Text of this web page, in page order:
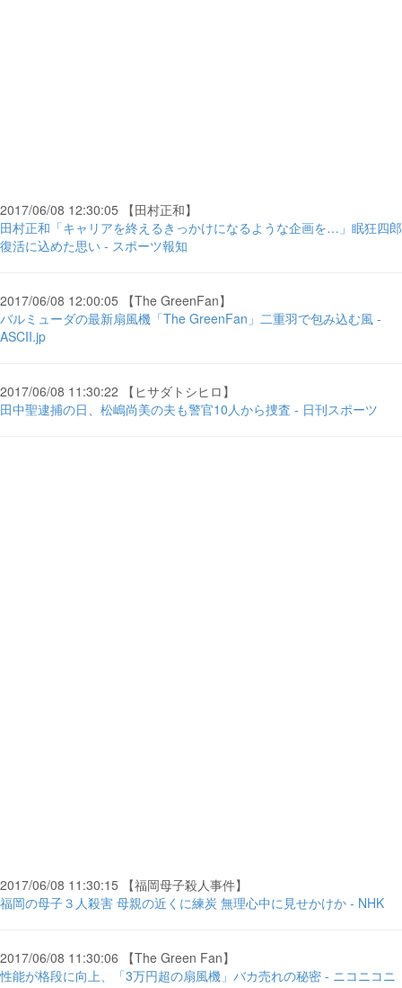
2017/06/08 12:30:05 【田村正和】
田村正和「キャリアを終えるきっかけになるような企画を…」眠狂四郎
復活に込めた思い - スポーツ報知
2017/06/08 12:00:05 【The GreenFan】
バルミューダの最新扇風機「The GreenFan」二重羽で包み込む風 -
ASCII.jp
2017/06/08 11:30:22 【ヒサダトシヒロ】
田中聖逮捕の日、松嶋尚美の夫も警官10人から捜査 - 日刊スポーツ
2017/06/08 11:30:15 【福岡母子殺人事件】
福岡の母子３人殺害 母親の近くに練炭 無理心中に見せかけか - NHK
2017/06/08 11:30:06 【The Green Fan】
性能が格段に向上、「3万円超の扇風機」バカ売れの秘密 - ニコニコニ